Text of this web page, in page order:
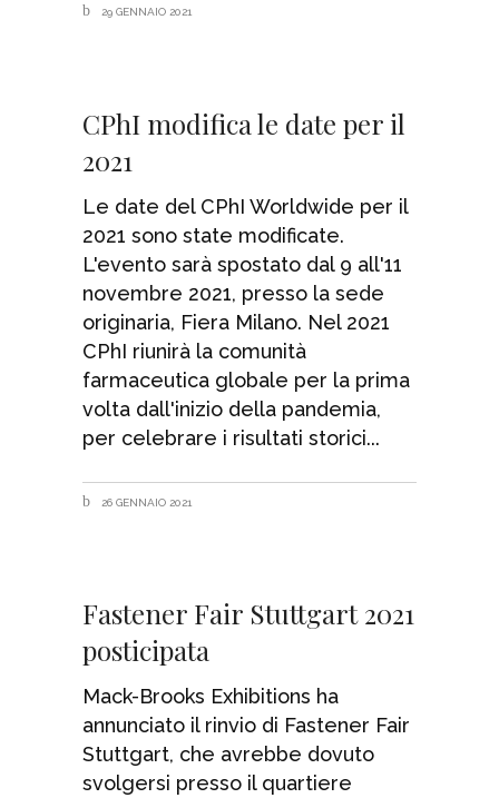
29 GENNAIO 2021
CPhI modifica le date per il
2021
Le date del CPhI Worldwide per il
2021 sono state modificate.
L'evento sarà spostato dal 9 all'11
novembre 2021, presso la sede
originaria, Fiera Milano. Nel 2021
CPhI riunirà la comunità
farmaceutica globale per la prima
volta dall'inizio della pandemia,
per celebrare i risultati storici
26 GENNAIO 2021
Fastener Fair Stuttgart 2021
posticipata
Mack-Brooks Exhibitions ha
annunciato il rinvio di Fastener Fair
Stuttgart, che avrebbe dovuto
svolgersi presso il quartiere